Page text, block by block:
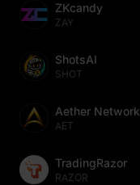
ZKcandy
ZAY
ShotsAI
SHOT
Aether Network
AET
TradingRazor
RAZOR